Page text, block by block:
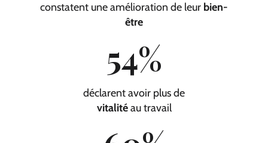
constatent une amélioration de leur bien-
être
54%
déclarent avoir plus de
vitalitéau travail